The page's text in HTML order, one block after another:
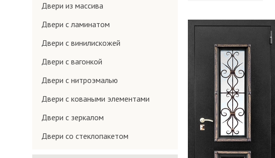
Двери из массива
Двери с ламинатом
Двери с винилискожей
Двери с вагонкой
Двери с нитроэмалью
Двери с коваными элементами
Двери с зеркалом
Двери со стеклопакетом